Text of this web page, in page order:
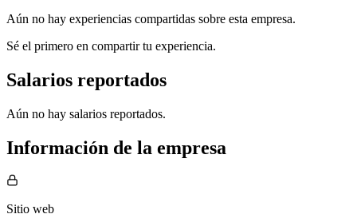
Aún no hay experiencias compartidas sobre esta empresa.
Sé el primero en compartir tu experiencia.
Salarios reportados
Aún no hay salarios reportados.
Información de la empresa
Sitio web